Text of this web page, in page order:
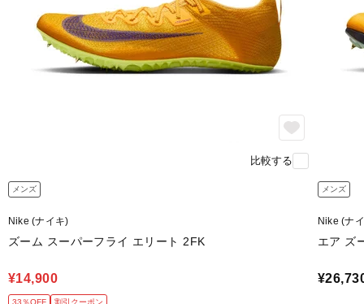
比較する
メンズ
Nike (ナイキ)
ズーム スーパーフライ エリート 2FK
¥14,900
33％OFF 割引クーポン
メンズ
Nike (ナ
エア ズ